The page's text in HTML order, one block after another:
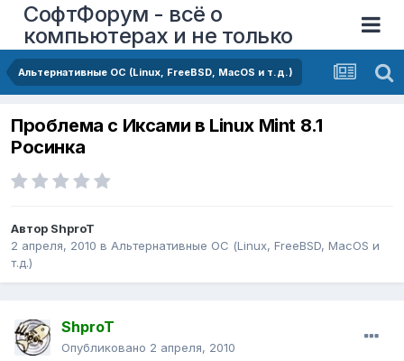
СофтФорум - всё о
компьютерах и не только
Альтернативные ОС (Linux, FreeBSD, MacOS и т.д.)
Проблема с Иксами в Linux Mint 8.1
Росинка
Автор ShproT
2 апреля, 2010 в Альтернативные ОС (Linux, FreeBSD, MacOS и
т.д.)
ShproT
Опубликовано 2 апреля, 2010